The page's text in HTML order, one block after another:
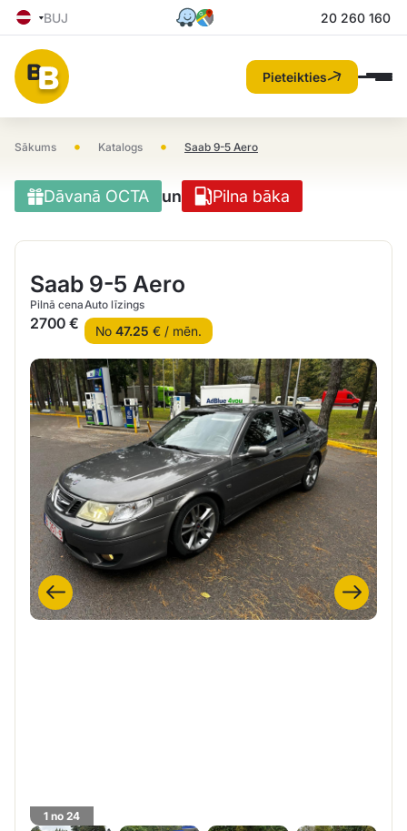
BUJ 20 260 160
Pieteikties
Sākums • Katalogs • Saab 9-5 Aero
Dāvanā OCTA un Pilna bāka
Saab 9-5 Aero
Pilnā cena
2700 €
Auto līzings
No 47.25 € / mēn.
1 no 24